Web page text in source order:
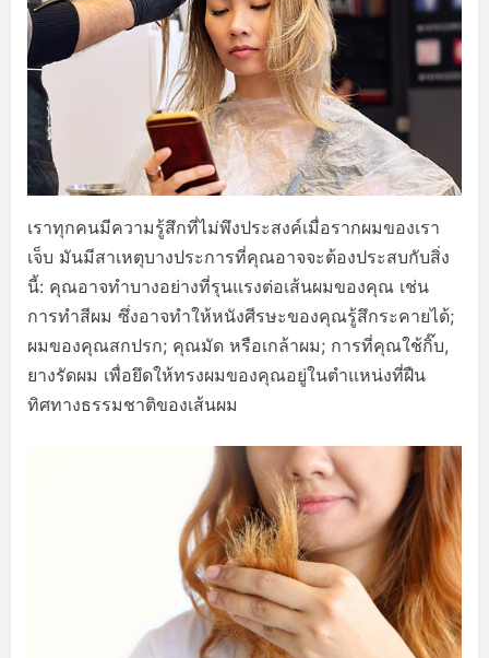
เราทุกคนมีความรู้สึกที่ไม่พึงประสงค์เมื่อรากผมของเรา
เจ็บ มันมีสาเหตุบางประการที่คุณอาจจะต้องประสบกับสิ่ง
นี้: คุณอาจทำบางอย่างที่รุนแรงต่อเส้นผมของคุณ เช่น
การทำสีผม ซึ่งอาจทำให้หนังศีรษะของคุณรู้สึกระคายได้;
ผมของคุณสกปรก; คุณมัด หรือเกล้าผม; การที่คุณใช้กิ๊บ,
ยางรัดผม เพื่อยึดให้ทรงผมของคุณอยู่ในตำแหน่งที่ฝืน
ทิศทางธรรมชาติของเส้นผม